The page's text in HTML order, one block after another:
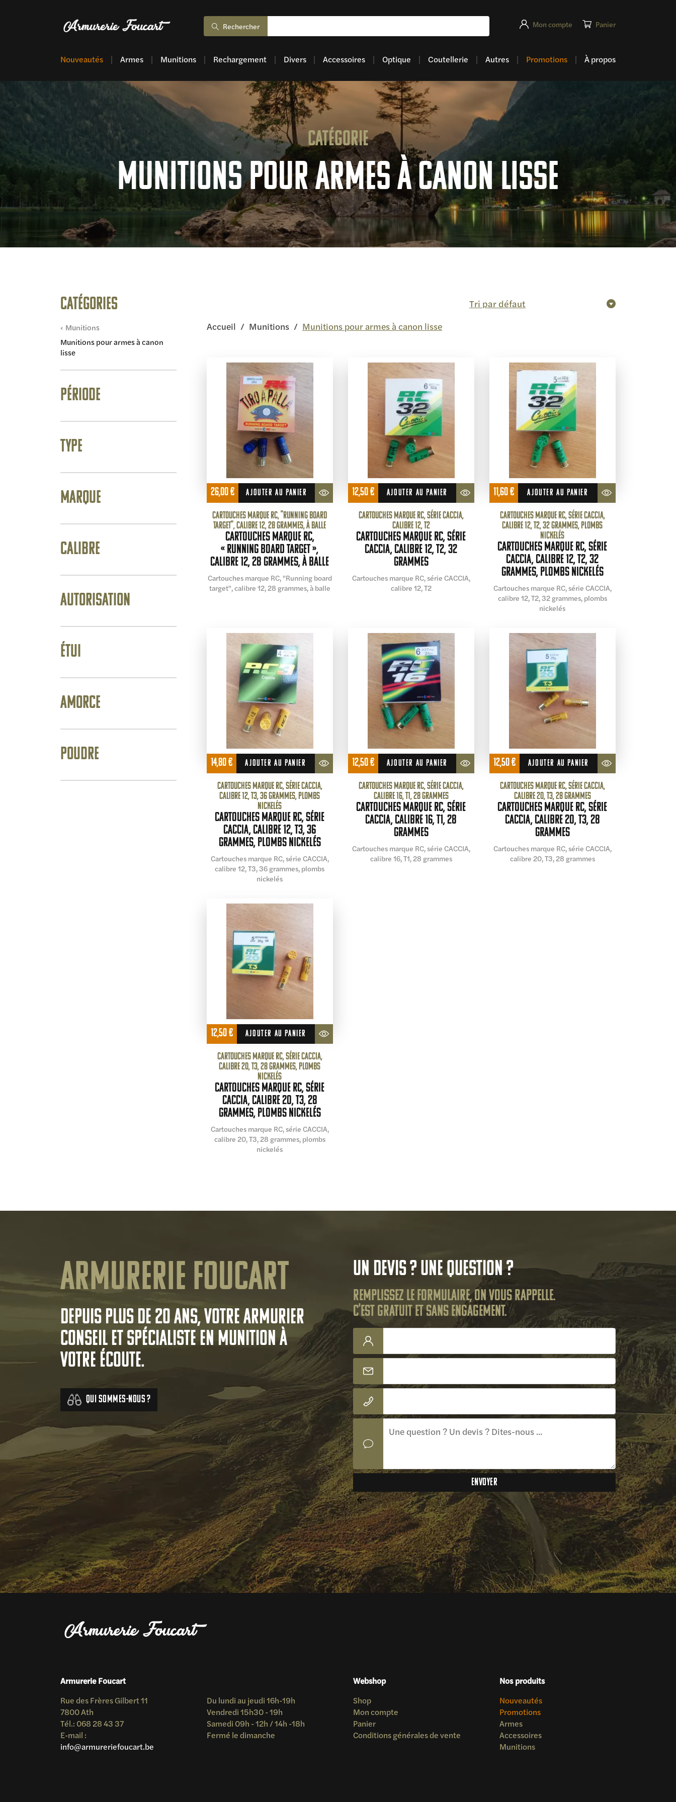
Rechercher Mon compte Panier
Nouveautés Armes Munitions Rechargement Divers Accessoires Optique Coutellerie Autres Promotions À propos
Catégorie
Munitions pour armes à canon lisse
Catégories
Munitions
Munitions pour armes à canon
lisse
Période
Type
Marque
Calibre
Autorisation
Étui
Amorce
Poudre
Accueil / Munitions / Munitions pour armes à canon lisse
26,00€ AJOUTER AU PANIER
Cartouches marque RC, "Running board
target", calibre 12, 28 grammes, à balle
Cartouches marque RC,
« Running board target »,
calibre 12, 28 grammes, à balle
Cartouches marque RC, "Running board
target", calibre 12, 28 grammes, à balle
12,50€ AJOUTER AU PANIER
Cartouches marque RC, série CACCIA,
calibre 12, T2
Cartouches marque RC, série
CACCIA, calibre 12, T2, 32
grammes
Cartouches marque RC, série CACCIA,
calibre 12, T2
11,60€ AJOUTER AU PANIER
Cartouches marque RC, série CACCIA,
calibre 12, T2, 32 grammes, plombs
nickelés
Cartouches marque RC, série
CACCIA, calibre 12, T2, 32
grammes, plombs nickelés
Cartouches marque RC, série CACCIA,
calibre 12, T2, 32 grammes, plombs
nickelés
14,80€ AJOUTER AU PANIER
Cartouches marque RC, série CACCIA,
calibre 12, T3, 36 grammes, plombs
nickelés
Cartouches marque RC, série
CACCIA, calibre 12, T3, 36
grammes, plombs nickelés
Cartouches marque RC, série CACCIA,
calibre 12, T3, 36 grammes, plombs
nickelés
12,50€ AJOUTER AU PANIER
Cartouches marque RC, série CACCIA,
calibre 16, T1, 28 grammes
Cartouches marque RC, série
CACCIA, calibre 16, T1, 28
grammes
Cartouches marque RC, série CACCIA,
calibre 16, T1, 28 grammes
12,50€ AJOUTER AU PANIER
Cartouches marque RC, série CACCIA,
calibre 20, T3, 28 grammes
Cartouches marque RC, série
CACCIA, calibre 20, T3, 28
grammes
Cartouches marque RC, série CACCIA,
calibre 20, T3, 28 grammes
12,50€ AJOUTER AU PANIER
Cartouches marque RC, série CACCIA,
calibre 20, T3, 28 grammes, plombs
nickelés
Cartouches marque RC, série
CACCIA, calibre 20, T3, 28
grammes, plombs nickelés
Cartouches marque RC, série CACCIA,
calibre 20, T3, 28 grammes, plombs
nickelés
Armurerie Foucart
Depuis plus de 20 ans, votre armurier
conseil et spécialiste en munition à
votre écoute.
Qui sommes-nous ?
Un devis ? Une question ?
Remplissez le formulaire, on vous rappelle.
C'est gratuit et sans engagement.
Armurerie Foucart
Rue des Frères Gilbert 11
7800 Ath
Tél.: 068 28 43 37
E-mail :
info@armureriefoucart.be
Du lundi au jeudi 16h-19h
Vendredi 15h30 - 19h
Samedi 09h - 12h / 14h -18h
Fermé le dimanche
Webshop
Shop
Mon compte
Panier
Conditions générales de vente
Nos produits
Nouveautés
Promotions
Armes
Accessoires
Munitions